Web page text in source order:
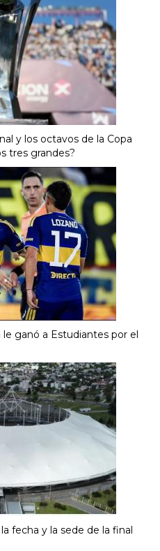
y los octavos de la Copa
tres grandes?
ganó a Estudiantes por el
fecha y la sede de la final